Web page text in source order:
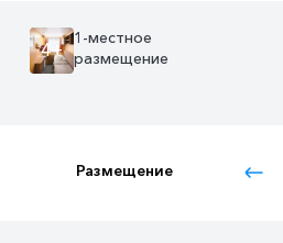
4+
1-местное
размещение
Размещение